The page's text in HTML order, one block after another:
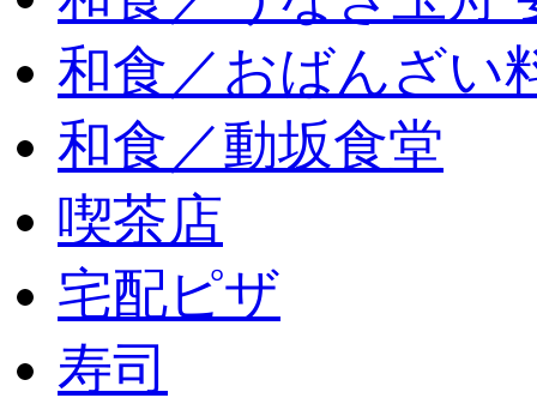
和食／おばんざい
和食／動坂食堂
喫茶店
宅配ピザ
寿司